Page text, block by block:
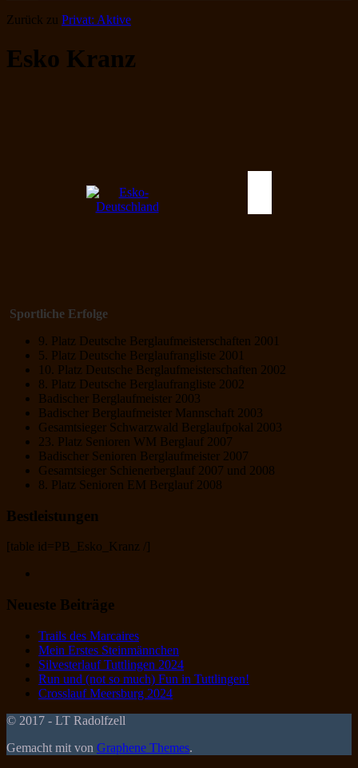
Zurück zu Privat: Aktive
Esko Kranz
Sportliche Erfolge
9. Platz Deutsche Berglaufmeisterschaften 2001
5. Platz Deutsche Berglaufrangliste 2001
10. Platz Deutsche Berglaufmeisterschaften 2002
8. Platz Deutsche Berglaufrangliste 2002
Badischer Berglaufmeister 2003
Badischer Berglaufmeister Mannschaft 2003
Gesamtsieger Schwarzwald Berglaufpokal 2003
23. Platz Senioren WM Berglauf 2007
Badischer Senioren Berglaufmeister 2007
Gesamtsieger Schienerberglauf 2007 und 2008
8. Platz Senioren EM Berglauf 2008
Bestleistungen
[table id=PB_Esko_Kranz /]
Neueste Beiträge
Trails des Marcaires
Mein Erstes Steinmännchen
Silvesterlauf Tuttlingen 2024
Run und (not so much) Fun in Tuttlingen!
Crosslauf Meersburg 2024
© 2017 - LT Radolfzell
Gemacht mit von Graphene Themes.